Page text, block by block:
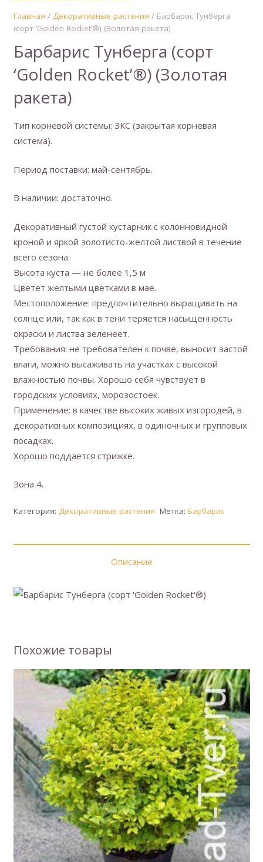
Главная / Декоративные растения / Барбарис Тунберга
(сорт ‘Golden Rocket’®) (Золотая ракета)
Барбарис Тунберга (сорт
‘Golden Rocket’®) (Золотая
ракета)
Тип корневой системы: ЗКС (закрытая корневая
система).
Период поставки: май-сентябрь.
В наличии: достаточно.
Декоративный густой кустарник с колонновидной
кроной и яркой золотисто-желтой листвой в течение
всего сезона.
Высота куста — не более 1,5 м
Цветет желтыми цветками в мае.
Местоположение: предпочтительно выращивать на
солнце или, так как в тени теряется насыщенность
окраски и листва зеленеет.
Требования: не требователен к почве, выносит застой
влаги, можно высаживать на участках с высокой
влажностью почвы. Хорошо себя чувствует в
городских условиях, морозостоек.
Применение: в качестве высоких живых изгородей, в
декоративных композициях, в одиночных и групповых
посадках.
Хорошо поддается стрижке.
Зона 4.
Категория: Декоративные растения Метка: Барбарис
Описание
Похожие товары